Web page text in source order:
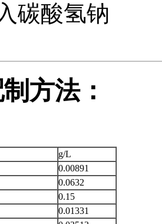
碳酸氢钠
方法：
g/L
0.00891
0.0632
0.15
0.01331